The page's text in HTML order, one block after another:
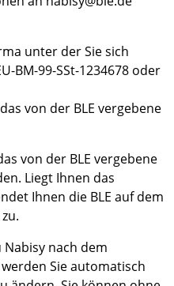
unter der Sie sich
BM-99-SSt-1234678 oder
von der BLE vergebene
von der BLE vergebene
Liegt Ihnen das
Ihnen die BLE auf dem
nach dem
Sie automatisch